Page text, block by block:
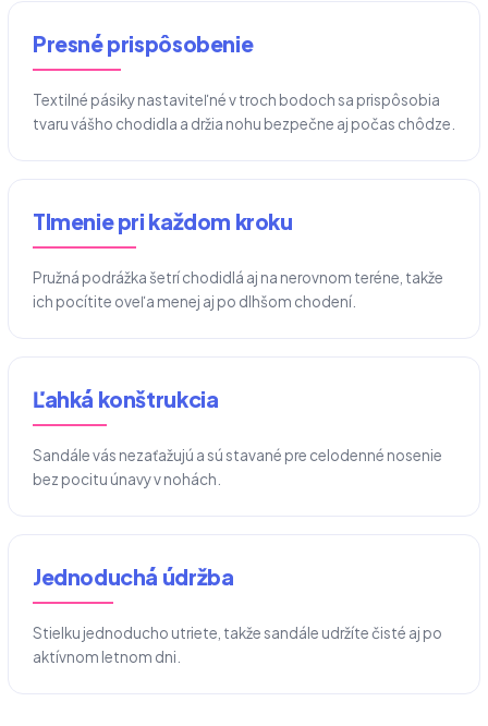
Presné prispôsobenie
Textilné pásiky nastaviteľné v troch bodoch sa prispôsobia
tvaru vášho chodidla a držia nohu bezpečne aj počas chôdze.
Tlmenie pri každom kroku
Pružná podrážka šetrí chodidlá aj na nerovnom teréne, takže
ich pocítite oveľa menej aj po dlhšom chodení.
Ľahká konštrukcia
Sandále vás nezaťažujú a sú stavané pre celodenné nosenie
bez pocitu únavy v nohách.
Jednoduchá údržba
Stielku jednoducho utriete, takže sandále udržíte čisté aj po
aktívnom letnom dni.